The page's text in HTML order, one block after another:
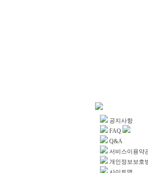
공지사항
FAQ
Q&A
서비스이용약
개인정보보호